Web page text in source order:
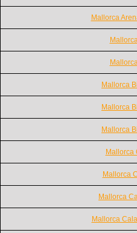
Mallorca
Mallorca
Mallorca
Mallorca
Mallorca
Mallorca
Mallorca
Mallorca